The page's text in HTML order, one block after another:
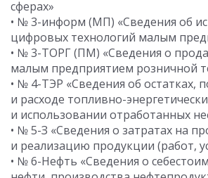
сферах»
• № 3-информ (МП) «Сведения об
цифровых технологий малым
• № 3-ТОРГ (ПМ) «Сведения о
малым предприятием розничной
• № 4-ТЭР «Сведения об остатках,
и расходе топливно-
и использовании отработанных
• № 5-З «Сведения о затратах на
и реализацию продукции (работ,
• № 6-Нефть «Сведения о